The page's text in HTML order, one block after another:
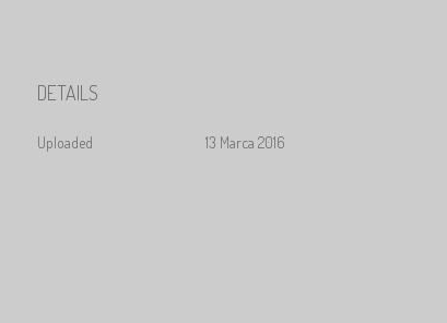
DETAILS
Uploaded 13 Marca 2016